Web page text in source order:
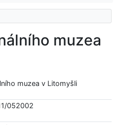
muzea
muzea v Litomyšli
052002